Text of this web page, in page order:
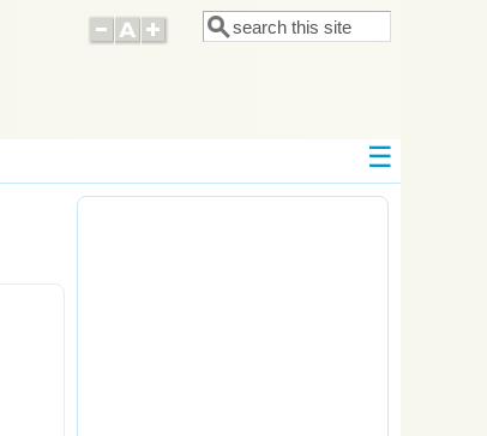
Форма поиска
Поиск